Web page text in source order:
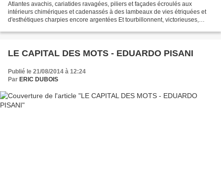
Atlantes avachis, cariatides ravagées, piliers et façades écroulés aux
intérieurs chimériques et cadenassés à des lambeaux de vies étriquées et
d'esthétiques charpies encore argentées Et tourbillonnent, victorieuses,
LE CAPITAL DES MOTS - EDUARDO PISANI
Publié le 21/08/2014 à 12:24
Par ERIC DUBOIS